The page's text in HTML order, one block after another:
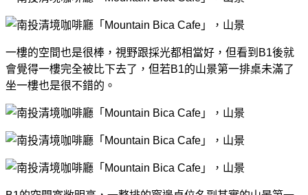
一樓的空間也是很棒，視野跟採光都相當好，但看到B1後就
會覺得一樓完全被比下去了，但若B1的山景第一排桌未滿了
坐一樓也是很不錯的。